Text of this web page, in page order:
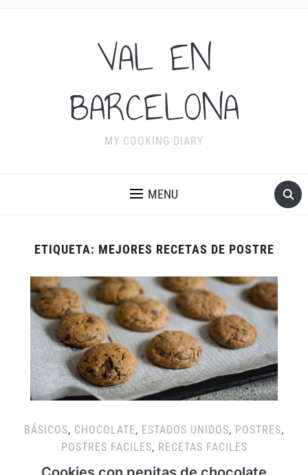
VAL EN
BARCELONA
MY COOKING DIARY
MENU
ETIQUETA: MEJORES RECETAS DE POSTRE
BÁSICOS, CHOCOLATE, ESTADOS UNIDOS, POSTRES,
POSTRES FACILES, RECETAS FACILES